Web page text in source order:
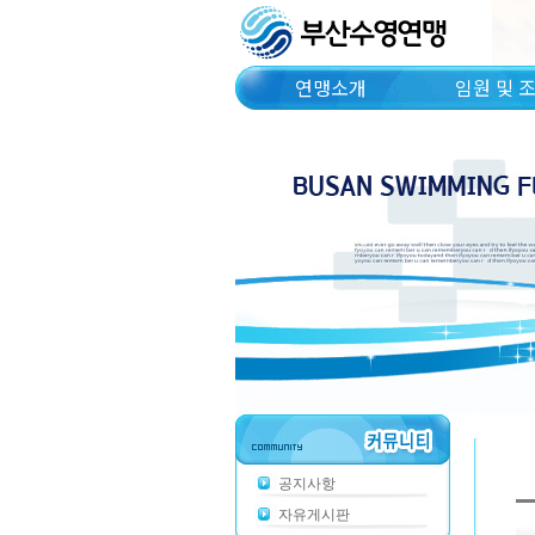
연맹소개 임원 및
공지사항
자유게시판